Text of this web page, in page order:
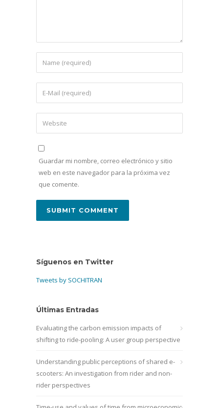
Guardar mi nombre, correo electrónico y sitio
web en este navegador para la próxima vez
que comente.
Síguenos en Twitter
Tweets by SOCHITRAN
Últimas Entradas
Evaluating the carbon emission impacts of
shifting to ride-pooling: A user group perspective
Understanding public perceptions of shared e-
scooters: An investigation from rider and non-
rider perspectives